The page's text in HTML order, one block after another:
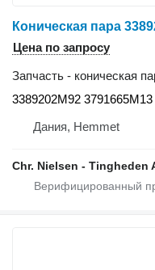
Цена по запросу
Запчасть - коническая
3389202M92
Дания, Hemmet
Chr. Nielsen - Tingheden